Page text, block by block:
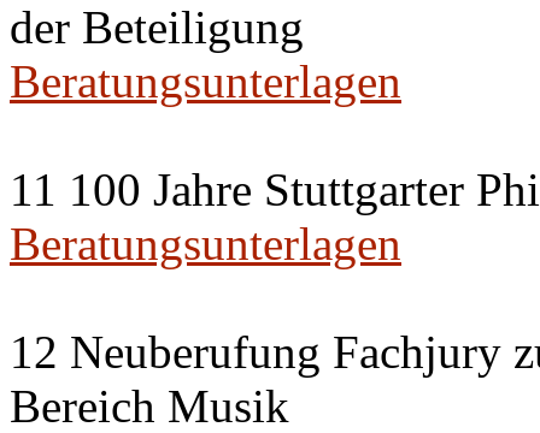
der Beteiligung
Beratungsunterlagen
11 100 Jahre Stuttgarter
Beratungsunterlagen
12 Neuberufung Fachjury
Bereich Musik